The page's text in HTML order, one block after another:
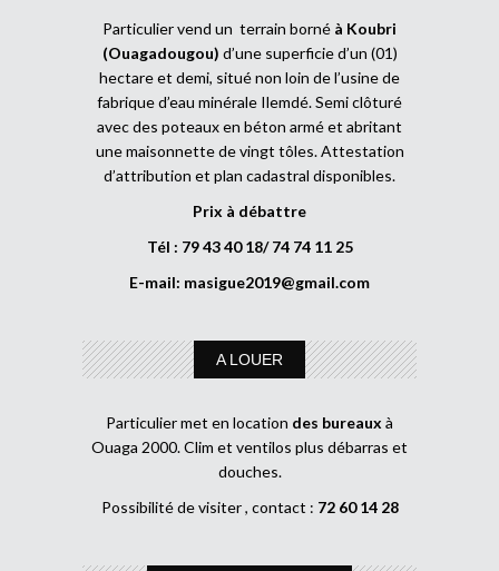
Particulier vend un terrain borné à Koubri
(Ouagadougou) d’une superficie d’un (01)
hectare et demi, situé non loin de l’usine de
fabrique d’eau minérale Ilemdé. Semi clôturé
avec des poteaux en béton armé et abritant
une maisonnette de vingt tôles. Attestation
d’attribution et plan cadastral disponibles.
Prix à débattre
Tél : 79 43 40 18/ 74 74 11 25
E-mail: masigue2019@gmail.com
A LOUER
Particulier met en location des bureaux à
Ouaga 2000. Clim et ventilos plus débarras et
douches.
Possibilité de visiter , contact : 72 60 14 28